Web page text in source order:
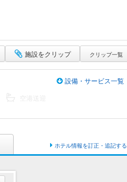
施設をクリップ クリップ一覧
設備・サービス一覧
ホテル情報を訂正・追記する